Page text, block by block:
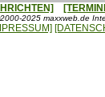
2025 maxxweb.de